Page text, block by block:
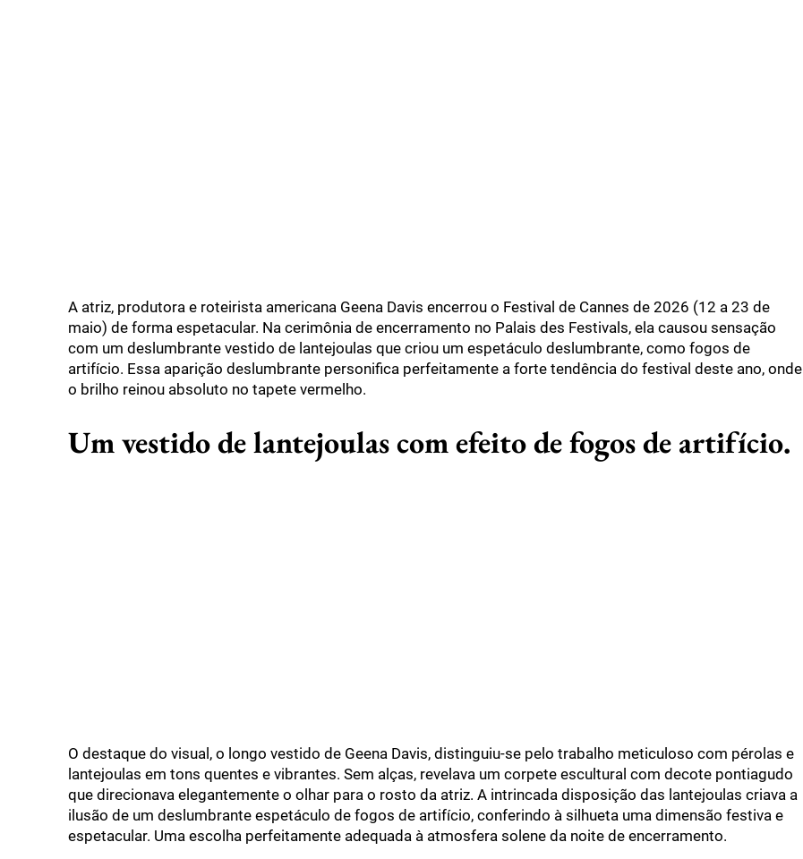
A atriz, produtora e roteirista americana Geena Davis encerrou o Festival de Cannes de 2026 (12 a 23 de
maio) de forma espetacular. Na cerimônia de encerramento no Palais des Festivals, ela causou sensação
com um deslumbrante vestido de lantejoulas que criou um espetáculo deslumbrante, como fogos de
artifício. Essa aparição deslumbrante personifica perfeitamente a forte tendência do festival deste ano, onde
o brilho reinou absoluto no tapete vermelho.
Um vestido de lantejoulas com efeito de fogos de artifício.
O destaque do visual, o longo vestido de Geena Davis, distinguiu-se pelo trabalho meticuloso com pérolas e
lantejoulas em tons quentes e vibrantes. Sem alças, revelava um corpete escultural com decote pontiagudo
que direcionava elegantemente o olhar para o rosto da atriz. A intrincada disposição das lantejoulas criava a
ilusão de um deslumbrante espetáculo de fogos de artifício, conferindo à silhueta uma dimensão festiva e
espetacular. Uma escolha perfeitamente adequada à atmosfera solene da noite de encerramento.